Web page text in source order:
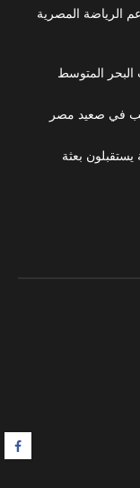
الرياضة المصرية
المتوسط
في صعيد مصر
يستقبلون بعثة
F